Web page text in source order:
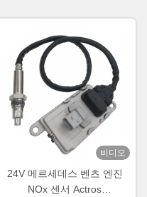
비디오
24V 메르세데스 벤츠 엔진
NOx 센서 Actros